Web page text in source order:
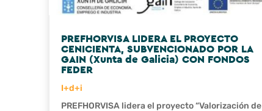
PREFHORVISA LIDERA EL PROYECTO
CENICIENTA, SUBVENCIONADO POR LA
GAIN (Xunta de Galicia) CON FONDOS
FEDER
I+d+i
PREFHORVISA lidera el proyecto “Valorización de